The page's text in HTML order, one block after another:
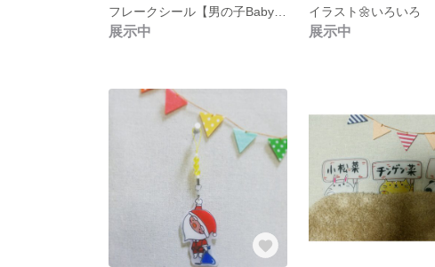
展示中
イラスト🌼いろいろ
展示中